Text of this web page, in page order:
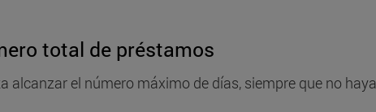
total de préstamos
el número máximo de días, siempre que no